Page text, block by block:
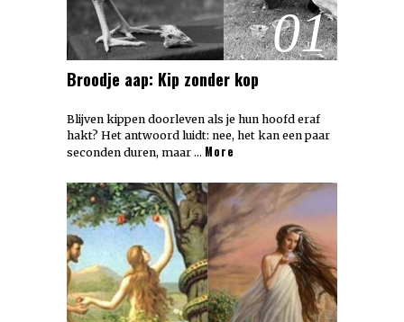
01
Broodje aap: Kip zonder kop
Blijven kippen doorleven als je hun hoofd eraf
hakt? Het antwoord luidt: nee, het kan een paar
seconden duren, maar … More